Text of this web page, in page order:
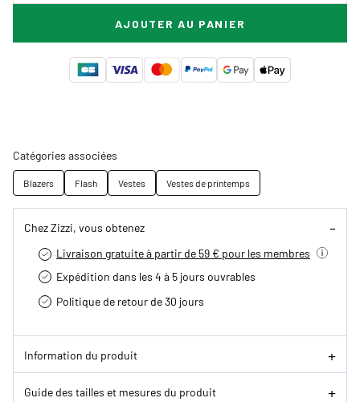
AJOUTER AU PANIER
Catégories associées
Blazers Flash Vestes Vestes de printemps
Chez Zizzi, vous obtenez
Livraison gratuite à partir de 59 € pour les membres
Expédition dans les 4 à 5 jours ouvrables
Politique de retour de 30 jours
Information du produit
Guide des tailles et mesures du produit